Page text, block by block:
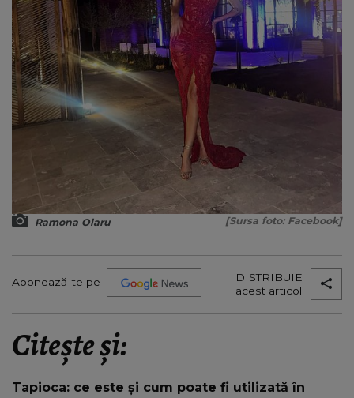
Ramona Olaru [Sursa foto: Facebook]
Abonează-te pe
DISTRIBUIE
acest articol
Citește și:
Tapioca: ce este și cum poate fi utilizată în